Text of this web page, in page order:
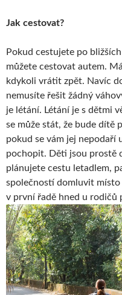
Jak cestovat?
Pokud cestujete po
můžete cestovat autem.
kdykoli vrátit zpět. Navíc
nemusíte řešit žádný
je létání. Létání je s dětmi
se může stát, že bude dítě
pokud se vám jej
pochopit. Děti jsou prostě
plánujete cestu letadlem,
společností domluvit
v první řadě hned u rodičů